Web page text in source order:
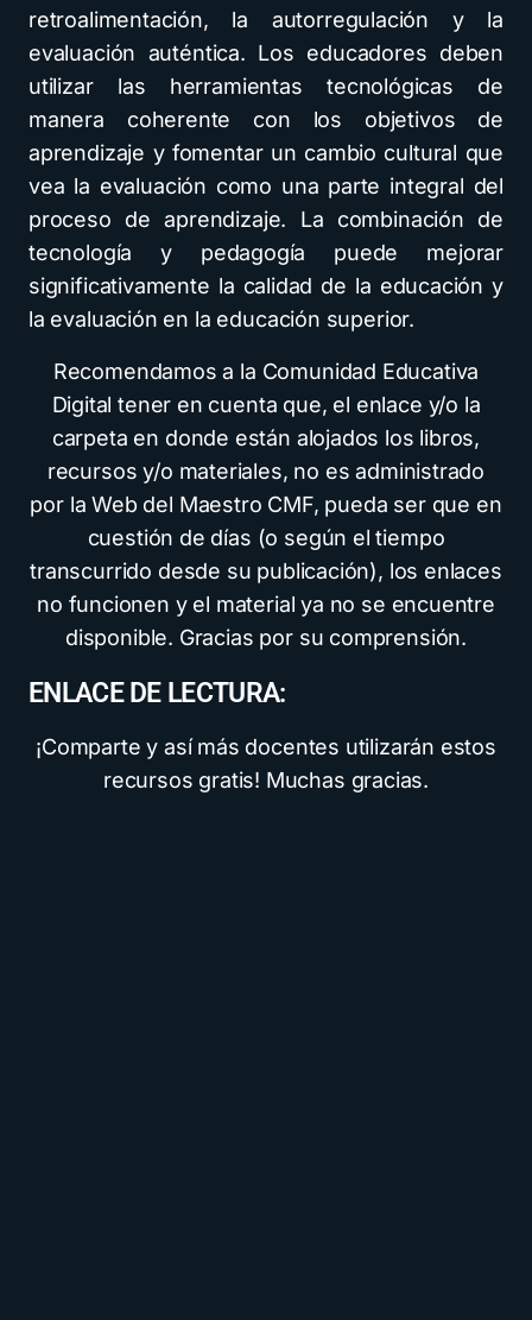
retroalimentación, la autorregulación y la
evaluación auténtica. Los educadores deben
utilizar las herramientas tecnológicas de
manera coherente con los objetivos de
aprendizaje y fomentar un cambio cultural que
vea la evaluación como una parte integral del
proceso de aprendizaje. La combinación de
tecnología y pedagogía puede mejorar
significativamente la calidad de la educación y
la evaluación en la educación superior.
Recomendamos a la Comunidad Educativa
Digital tener en cuenta que, el enlace y/o la
carpeta en donde están alojados los libros,
recursos y/o materiales, no es administrado
por la Web del Maestro CMF, pueda ser que en
cuestión de días (o según el tiempo
transcurrido desde su publicación), los enlaces
no funcionen y el material ya no se encuentre
disponible. Gracias por su comprensión.
ENLACE DE LECTURA:
¡Comparte y así más docentes utilizarán estos
recursos gratis! Muchas gracias.